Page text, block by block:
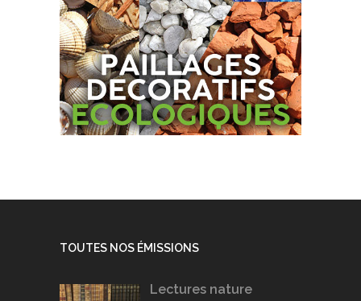
TOUTES NOS ÉMISSIONS
Lectures nature